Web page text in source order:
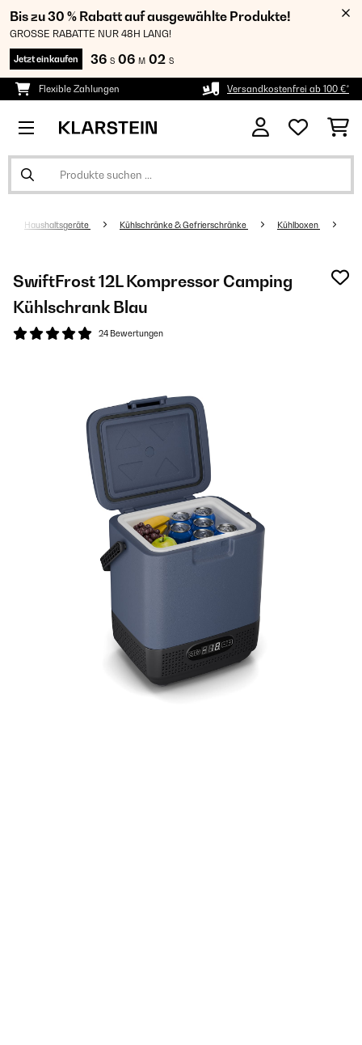
Bis zu 30 % Rabatt auf ausgewählte Produkte!
GROSSE RABATTE NUR 48H LANG!
Jetzt einkaufen 36 S 06 M 01 S
Flexible Zahlungen Versandkostenfrei ab 100 €*
Haushaltsgeräte Kühlschränke & Gefrierschränke Kühlboxen
SwiftFrost 12L Kompressor Camping
Kühlschrank Blau
24 Bewertungen